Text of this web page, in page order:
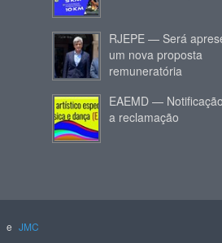
RJEPE — Será
um nova proposta
remuneratória
EAEMD —
a reclamação
e JMC